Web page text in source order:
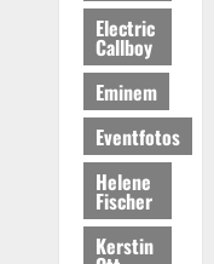
Electric
Callboy
Eminem
Eventfotos
Helene
Fischer
Kerstin